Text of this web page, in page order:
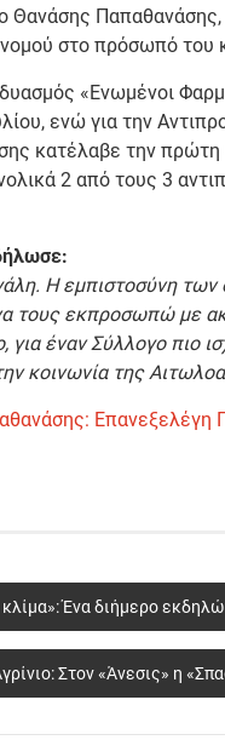
Θανάσης
στο πρόσωπό του
«Ενωμένοι
ενώ για την
κατέλαβε την πρώτη
2 από τους 3
Η εμπιστοσύνη
τους εκπροσωπώ με
για έναν Σύλλογο πιο
κοινωνία της
Επανεξελέγη
κλίμα»: Ένα διήμερο
Στον «Άνεσις» η